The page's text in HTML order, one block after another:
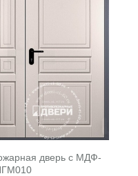
дверь с МДФ-